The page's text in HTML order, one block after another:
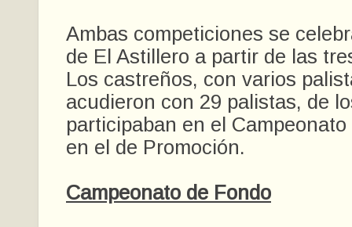
Ambas competiciones se
de El Astillero a partir de las
Los castreños, con varios
acudieron con 29 palistas, de
participaban en el
en el de Promoción.
Campeonato de Fondo